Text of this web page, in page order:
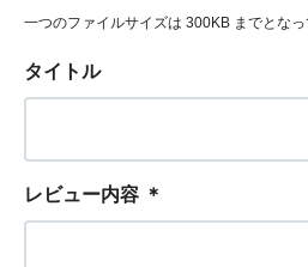
一つのファイルサイズは 300KB までとなっ
タイトル
レビュー内容 ＊